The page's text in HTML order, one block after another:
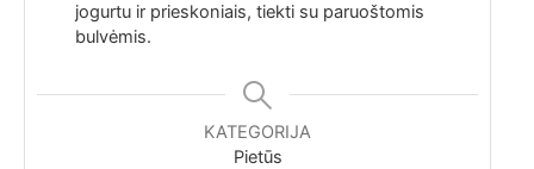
jogurtu ir prieskoniais, tiekti su paruoštomis
bulvėmis.
KATEGORIJA
Pietūs